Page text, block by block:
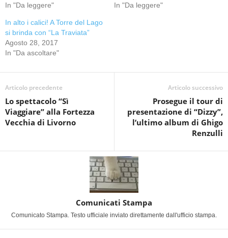
In "Da leggere"
In "Da leggere"
In alto i calici! A Torre del Lago
si brinda con “La Traviata”
Agosto 28, 2017
In "Da ascoltare"
Articolo precedente
Lo spettacolo “Sì
Viaggiare” alla Fortezza
Vecchia di Livorno
Articolo successivo
Prosegue il tour di
presentazione di “Dizzy”,
l’ultimo album di Ghigo
Renzulli
Comunicati Stampa
Comunicato Stampa. Testo ufficiale inviato direttamente dall'ufficio stampa.